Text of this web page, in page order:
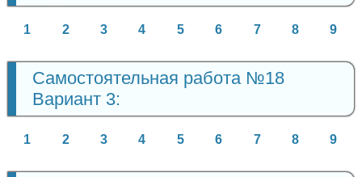
1 2 3 4 5 6 7 8 9
Самостоятельная работа №18
Вариант 3:
1 2 3 4 5 6 7 8 9